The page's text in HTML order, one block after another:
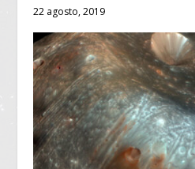
22 agosto, 2019